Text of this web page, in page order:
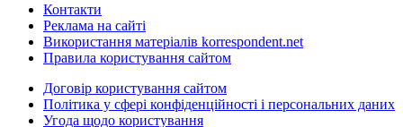
Контакти
Реклама на сайті
Використання матеріалів korrespondent.net
Правила користування сайтом
Договір користування сайтом
Політика у сфері конфіденційності і персональних даних
Угода щодо користування